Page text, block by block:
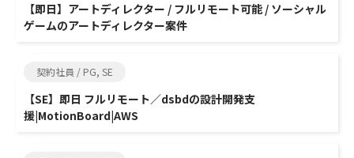
【即日】アートディレクター / フルリモート可能 / ソーシャル
ゲームのアートディレクター案件
契約社員 / PG, SE
【SE】即日 フルリモート／dsbdの設計開発支
援|MotionBoard|AWS